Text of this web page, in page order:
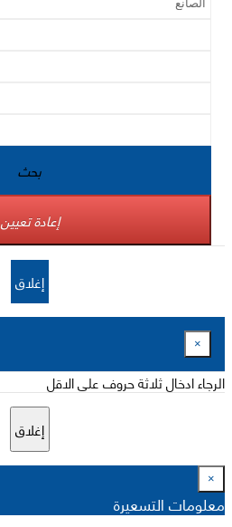
بحث
إعادة تعيين
إغلاق
×
الرجاء ادخال ثلاثة حروف على الاقل
إغلاق
×
معلومات التسعيرة